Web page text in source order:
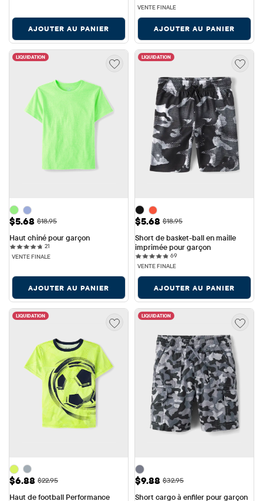
AJOUTER AU PANIER
VENTE FINALE
AJOUTER AU PANIER
LIQUIDATION
Prix ​​de vente: $5.68
$5.68 Prix ​​d'origine: $18.95
$18.95
Haut chiné pour garçon
21
VENTE FINALE
AJOUTER AU PANIER
LIQUIDATION
Prix ​​de vente: $5.68
$5.68 Prix ​​d'origine: $18.95
$18.95
Short de basket-ball en maille
imprimée pour garçon
6969 reviews
VENTE FINALE
AJOUTER AU PANIER
LIQUIDATION
Prix ​​de vente: $6.88
$6.88 Prix ​​d'origine: $22.95
$22.95
Haut de football Performance
LIQUIDATION
Prix ​​de vente: $9.88
$9.88 Prix ​​d'origine: $32.95
$32.95
Short cargo à enfiler pour garçon